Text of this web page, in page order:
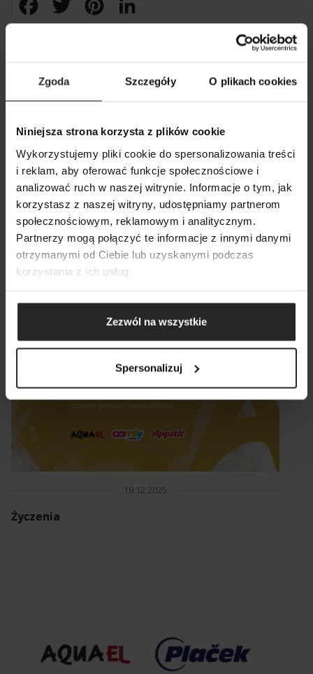
Zgoda Szczegóły O plikach cookies
Niniejsza strona korzysta z plików cookie
Wykorzystujemy pliki cookie do spersonalizowania treści
i reklam, aby oferować funkcje społecznościowe i
analizować ruch w naszej witrynie. Informacje o tym, jak
korzystasz z naszej witryny, udostępniamy partnerom
społecznościowym, reklamowym i analitycznym.
Partnerzy mogą połączyć te informacje z innymi danymi
otrzymanymi od Ciebie lub uzyskanymi podczas
korzystania z ich usług.
Zezwól na wszystkie
Spersonalizuj
CZYTAJ TAKŻE:
14 05 2026
Ostrzeżenie przed stroną podszywającą się pod
firmę Aquael
19 12 2025
Życzenia
SZUKAJ